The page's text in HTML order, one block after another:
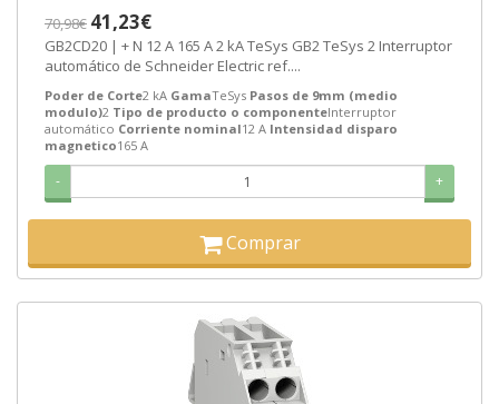
70,98€ 41,23€
GB2CD20 | + N 12 A 165 A 2 kA TeSys GB2 TeSys 2 Interruptor
automático de Schneider Electric ref....
Poder de Corte2 kA GamaTeSys Pasos de 9mm (medio
modulo)2 Tipo de producto o componenteInterruptor
automático Corriente nominal12 A Intensidad disparo
magnetico165 A
- +
Comprar